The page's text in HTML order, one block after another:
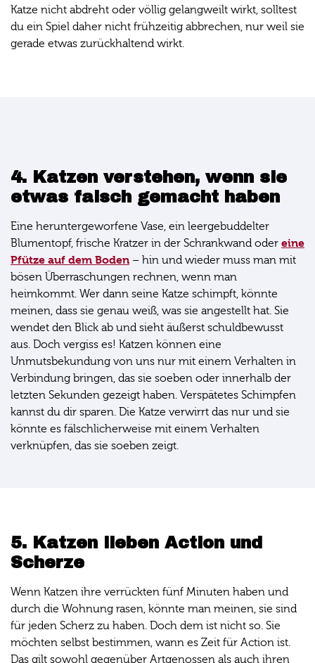
Katze nicht abdreht oder völlig gelangweilt wirkt, solltest
du ein Spiel daher nicht frühzeitig abbrechen, nur weil sie
gerade etwas zurückhaltend wirkt.
4. Katzen verstehen, wenn sie
etwas falsch gemacht haben
Eine heruntergeworfene Vase, ein leergebuddelter
Blumentopf, frische Kratzer in der Schrankwand oder eine
Pfütze auf dem Boden – hin und wieder muss man mit
bösen Überraschungen rechnen, wenn man
heimkommt. Wer dann seine Katze schimpft, könnte
meinen, dass sie genau weiß, was sie angestellt hat. Sie
wendet den Blick ab und sieht äußerst schuldbewusst
aus. Doch vergiss es! Katzen können eine
Unmutsbekundung von uns nur mit einem Verhalten in
Verbindung bringen, das sie soeben oder innerhalb der
letzten Sekunden gezeigt haben. Verspätetes Schimpfen
kannst du dir sparen. Die Katze verwirrt das nur und sie
könnte es fälschlicherweise mit einem Verhalten
verknüpfen, das sie soeben zeigt.
5. Katzen lieben Action und
Scherze
Wenn Katzen ihre verrückten fünf Minuten haben und
durch die Wohnung rasen, könnte man meinen, sie sind
für jeden Scherz zu haben. Doch dem ist nicht so. Sie
möchten selbst bestimmen, wann es Zeit für Action ist.
Das gilt sowohl gegenüber Artgenossen als auch ihren